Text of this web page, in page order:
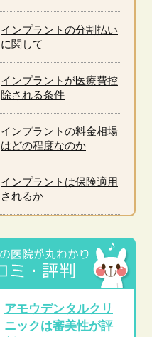
インプラントの分割払い
に関して
インプラントが医療費控
除される条件
インプラントの料金相場
はどの程度なのか
インプラントは保険適用
されるか
アモウデンタルクリ
ニックは審美性が評